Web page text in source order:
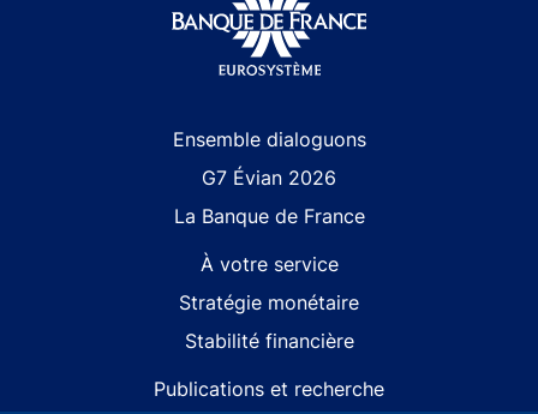
Ensemble dialoguons
G7 Évian 2026
La Banque de France
À votre service
Stratégie monétaire
Stabilité financière
Publications et recherche